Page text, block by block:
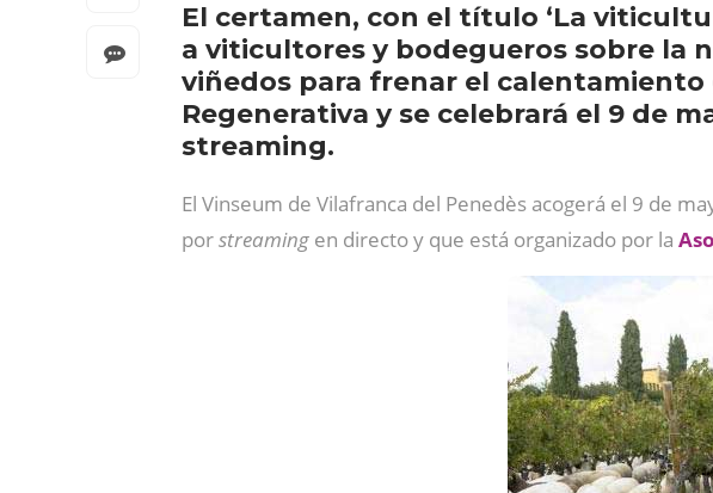
El certamen, con el título ‘La
a viticultores y bodegueros sobre la
viñedos para frenar el
Regenerativa y se celebrará el 9 de
streaming.
El Vinseum de Vilafranca del Penedès acogerá el 9 de
porstreaming en directo y que está organizado por la